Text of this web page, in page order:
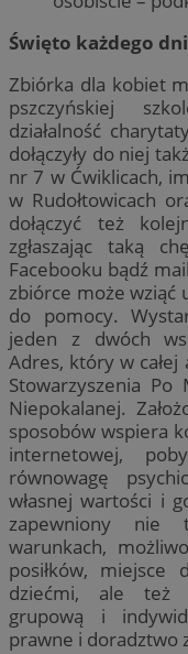
Święto każdego
Zbiórka dla kobiet
pszczyńskiej
działalność
dołączyły do niej
nr 7 w Ćwiklicach,
w Rudołtowicach
dołączyć też
zgłaszając taką
Facebooku bądź
zbiórce może wziąć
do pomocy.
jeden z dwóch
Adres, który w
Stowarzyszenia
Niepokalanej.
sposobów wspiera
internetowej,
równowagę
własnej wartości i
zapewniony nie
warunkach,
posiłków,
dziećmi, ale też
grupową i
prawne i doradztwo